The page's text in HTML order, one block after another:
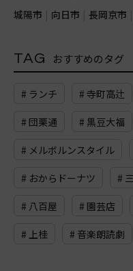
城陽市
向日市 長岡京市
TAG おすすめのタグ
# ランチ # 寺町高辻
# 団栗通 # 黒豆大福
# メルボルンスタイル
# おからドーナツ #
# 八百屋 # 園芸店
# 上桂 # 音楽朗読劇